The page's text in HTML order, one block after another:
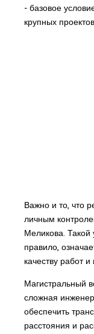
- базовое
крупных
Важно и то, что
личным
Меликова. Такой
правило,
качеству работ
Магистральный
сложная
обеспечить
расстояния и